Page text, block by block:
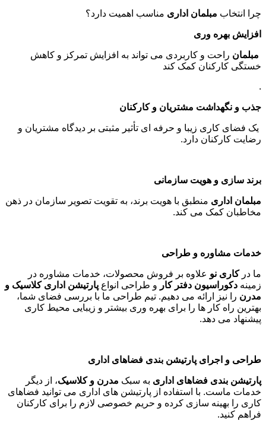
چرا انتخاب مبلمان اداری مناسب اهمیت دارد؟
افزایش بهره وری
مبلمان راحت و کاربردی می تواند به افزایش تمرکز و کاهش
خستگی کارکنان کمک کند
.
جذب و نگهداشت مشتریان و کارکنان
یک فضای کاری زیبا و حرفه ای تأثیر مثبتی بر دیدگاه مشتریان و
رضایت کارکنان دارد.
برند سازی و هویت سازمانی
مبلمان اداری منطبق با هویت برند، به تقویت تصویر سازمان در ذهن
مخاطبان کمک می کند.
خدمات مشاوره و طراحی
ما درکاری نو علاوه بر فروش محصولات، خدمات مشاوره در
زمینه دکوراسیون دفتر کار و طراحی انواع پارتیشن اداری کلاسیک و
مدرن را نیز ارائه می دهیم. تیم طراحی ما با بررسی فضای شما،
بهترین راه کار ها را برای بهره وری بیشتر و زیبایی محیط کاری
پیشنهاد می دهد.
طراحی و اجرای پارتیشن بندی فضاهای اداری
پارتیشن بندی فضاهای اداری به سبک مدرن و کلاسیک، از دیگر
خدمات ماست. با استفاده از پارتیشن های اداری می توانید فضاهای
کاری را بهینه سازی کرده و حریم خصوصی لازم را برای کارکنان
فراهم کنید.